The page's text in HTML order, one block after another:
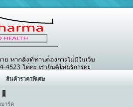
สินค้าราคาพิเศษ
าร์ค